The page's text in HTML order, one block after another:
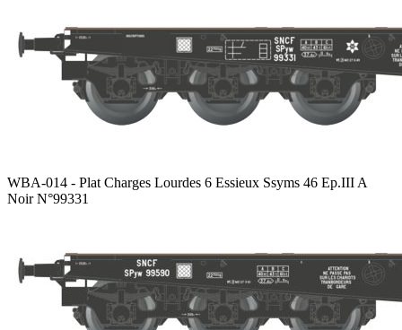
WBA-014 - Plat Charges Lourdes 6 Essieux Ssyms 46 Ep.III A
Noir N°99331